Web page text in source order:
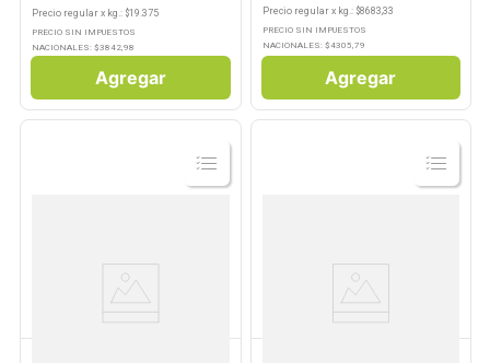
Precio regular x kg. : $19.375
PRECIO SIN IMPUESTOS
NACIONALES: $3842,98
Agregar
Precio regularx kg.: $8683,33
PRECIO SIN IMPUESTOS
NACIONALES: $4305,79
Agregar
Ver
Producto
Ver
Producto